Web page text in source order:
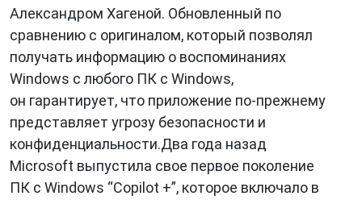
Александром Хагеной. Обновленный по
сравнению с оригиналом, который позволял
получать информацию о воспоминаниях
Windows с любого ПК с Windows,
он гарантирует, что приложение по-прежнему
представляет угрозу безопасности и
конфиденциальности.Два года назад
Microsoft выпустила свое первое поколение
ПК с Windows “Copilot +”, которое включало в